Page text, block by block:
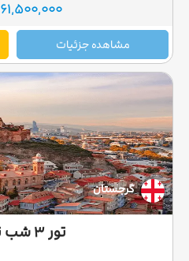
61,500,000 تومان
مشاهده جزئیات
گرجستان
تور ۳ شب تفلیس